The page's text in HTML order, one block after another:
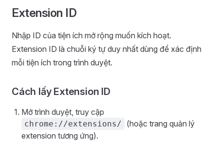
Extension ID
Nhập ID của tiện ích mở rộng muốn kích hoạt.
Extension ID là chuỗi ký tự duy nhất dùng để xác định
mỗi tiện ích trong trình duyệt.
Cách lấy Extension ID
Mở trình duyệt, truy cập
chrome://extensions/
(hoặc trang quản lý
extension tương ứng).